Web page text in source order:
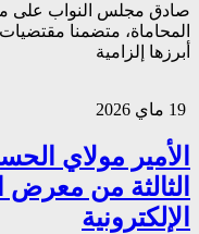
صادق مجلس النواب على
المحاماة، متضمنا
أبرزها إلزامية
الأمير مولاي
الثالثة من معرض
الإلكترونية